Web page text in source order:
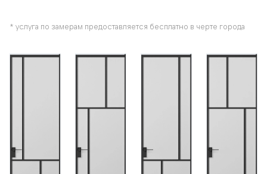
* услуга по замерам предоставляется бесплатно в черте города